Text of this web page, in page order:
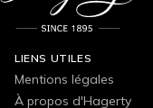
LIENS UTILES
Mentions légales
À propos d'Hagerty